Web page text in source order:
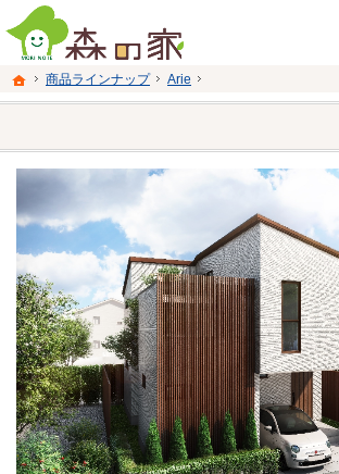
ホーム
商品ラインナップ Arie
富山県南砺市の注文住宅・新築戸建てを手がける建設会社
富山県南砺市の新築・注文住宅・新築戸建てを手がける